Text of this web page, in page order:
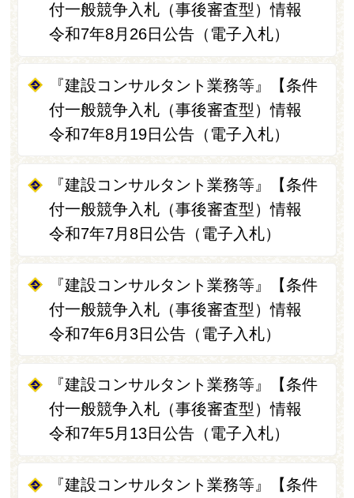
付一般競争入札（事後審査型）情報
令和7年8月26日公告（電子入札）
『建設コンサルタント業務等』【条件
付一般競争入札（事後審査型）情報
令和7年8月19日公告（電子入札）
『建設コンサルタント業務等』【条件
付一般競争入札（事後審査型）情報
令和7年7月8日公告（電子入札）
『建設コンサルタント業務等』【条件
付一般競争入札（事後審査型）情報
令和7年6月3日公告（電子入札）
『建設コンサルタント業務等』【条件
付一般競争入札（事後審査型）情報
令和7年5月13日公告（電子入札）
『建設コンサルタント業務等』【条件